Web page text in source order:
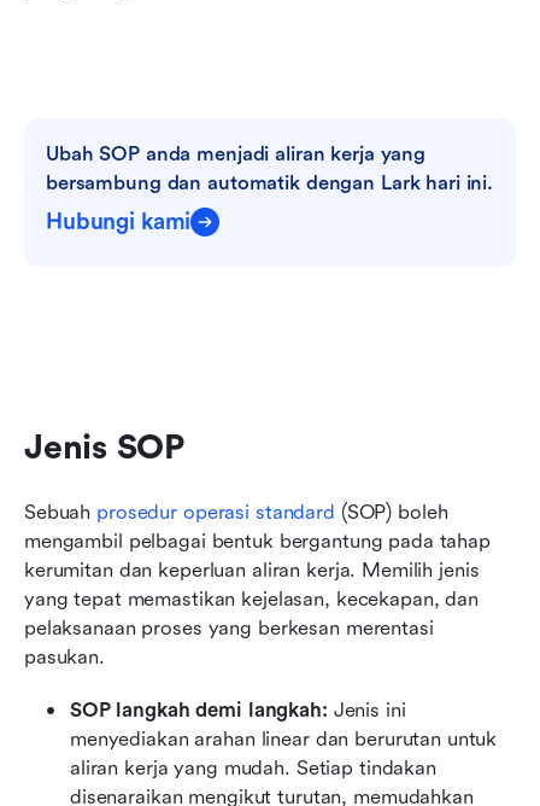
Ubah SOP anda menjadi aliran kerja yang
bersambung dan automatik dengan Lark hari ini.
Hubungi kami
Jenis SOP
Sebuah prosedur operasi standard (SOP) boleh
mengambil pelbagai bentuk bergantung pada tahap
kerumitan dan keperluan aliran kerja. Memilih jenis
yang tepat memastikan kejelasan, kecekapan, dan
pelaksanaan proses yang berkesan merentasi
pasukan.
SOP langkah demi langkah: Jenis ini
menyediakan arahan linear dan berurutan untuk
aliran kerja yang mudah. Setiap tindakan
disenaraikan mengikut turutan, memudahkan